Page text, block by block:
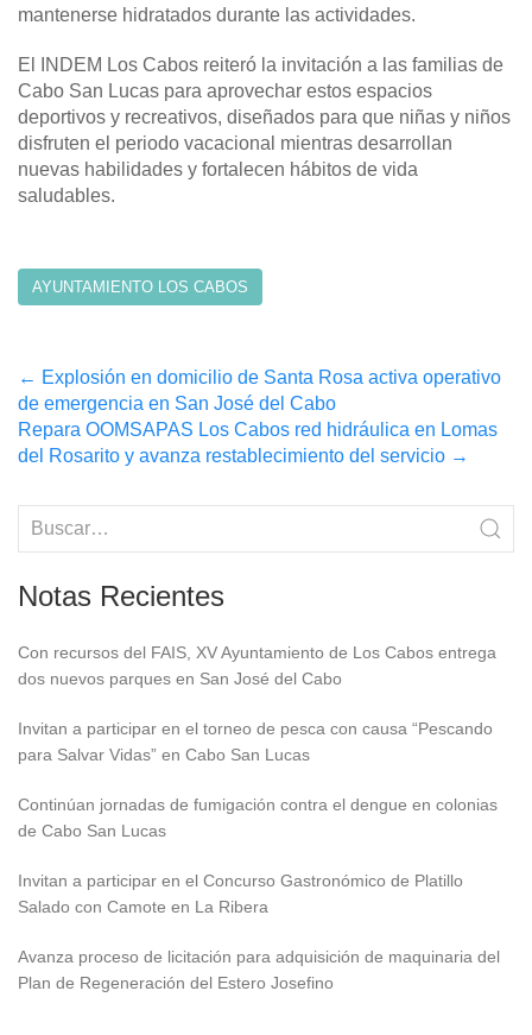
mantenerse hidratados durante las actividades.
El INDEM Los Cabos reiteró la invitación a las familias de
Cabo San Lucas para aprovechar estos espacios
deportivos y recreativos, diseñados para que niñas y niños
disfruten el periodo vacacional mientras desarrollan
nuevas habilidades y fortalecen hábitos de vida
saludables.
AYUNTAMIENTO LOS CABOS
Post
navigation
← Explosión en domicilio de Santa Rosa activa operativo
de emergencia en San José del Cabo
Repara OOMSAPAS Los Cabos red hidráulica en Lomas
del Rosarito y avanza restablecimiento del servicio →
Notas Recientes
Con recursos del FAIS, XV Ayuntamiento de Los Cabos entrega
dos nuevos parques en San José del Cabo
Invitan a participar en el torneo de pesca con causa “Pescando
para Salvar Vidas” en Cabo San Lucas
Continúan jornadas de fumigación contra el dengue en colonias
de Cabo San Lucas
Invitan a participar en el Concurso Gastronómico de Platillo
Salado con Camote en La Ribera
Avanza proceso de licitación para adquisición de maquinaria del
Plan de Regeneración del Estero Josefino